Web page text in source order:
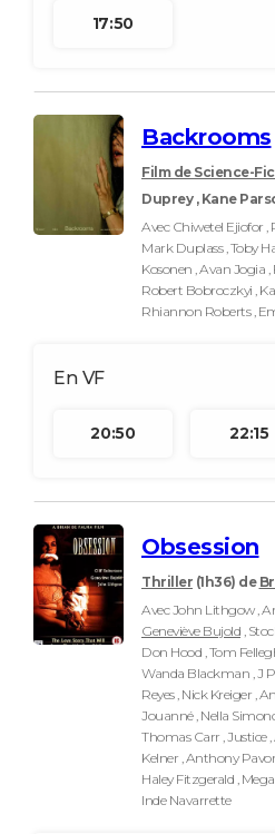
17:50
Backrooms
Film de Science-
Duprey , Kane
Avec Chiwetel Ejiofor ,
Mark Duplass , Toby
Kosonen , Avan Jogia
Robert Bobroczkyi ,
Rhiannon Roberts ,
20:50 22:15
Obsession
Thriller (1h36) de
Avec John Lithgow ,
Geneviève Bujold ,
Don Hood , Tom
Wanda Blackman , J
Reyes , Nick Kreiger ,
Jouanné , Nella
Thomas Carr , Justice
Kelner , Anthony
Haley Fitzgerald ,
Inde Navarrette